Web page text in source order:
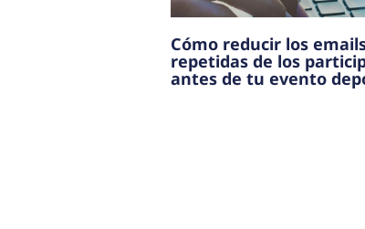
Cómo reducir los
repetidas de los
antes de tu evento